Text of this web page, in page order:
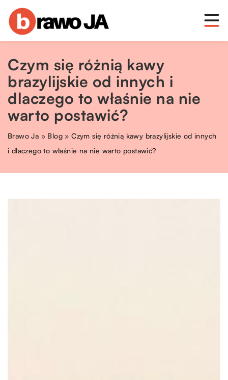
Czym się różnią kawy
brazylijskie od innych i
dlaczego to właśnie na nie
warto postawić?
Brawo Ja » Blog »Czym się różnią kawy brazylijskie od innych
i dlaczego to właśnie na nie warto postawić?